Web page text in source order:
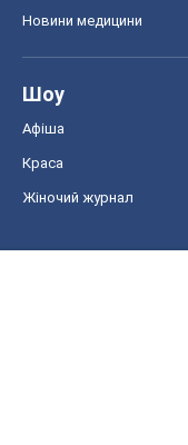
Новини медицини
Шоу
Афіша
Краса
Жіночий журнал